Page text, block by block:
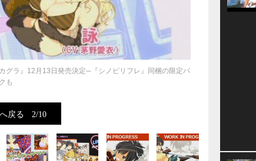
グラ』12月13日発売決定─『シノビリフレ』同梱の限定パ
も
戻る 2/10